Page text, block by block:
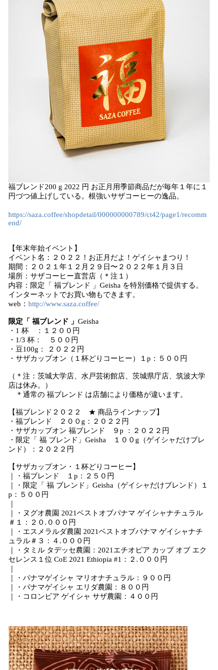
福ブレンド200 g 2022 円 お正月用季節商品だが毎年１年に１
円づつ値上げしている。根強いサザコーヒーの逸品。
https://saza.coffee/shopdetail/000000000789/ct42/page1/recomm
end/
【年末年始イベント】
イベント名：２０２２！お正月だよ！ゲイシャまつり！
期間：２０２１年１２月２９日〜２０２２年１月３日
場所：サザコーヒー直営店（＊注１）
内容：限定「 福ブレンド 」Geisha を特別価格で提供する。
インターネットでお買い物もできます。
web： http://www.saza.coffee/
限定「 福ブレンド 」 Geisha
・1 杯 ：１２００円
・1/3 杯： ５００円
・豆100g： ２０２２円
・サザカップオン（１杯どりコーヒー）１p：５００円
（＊注：茨城大学店、水戸芸術館店、茨城県庁店、筑波大学
店は休み。）
＊通常の 福ブレンド は店舗により価格が違います。
【福ブレンド２０２２ ★ 商品ラインナップ】
・福ブレンド ２００g：２０２２円
・サザカップオン 福ブレンド ９p ：２０２２円
・限定「 福 ブレンド」Geisha １００g（ゲイシャだけブレ
ンド）：２０２２円
【サザカップオン・１杯どりコーヒー】
｜・福ブレンド １p：２５０円
｜・限定「 福 ブレンド」Geisha（ゲイシャだけブレンド）１
p：５００円
｜・ヌグオ農園 2021ベストオブパナマ ゲイシャナチュラル
＃１：２０.０００円
｜・エスメラルダ農園 2021ベストオブパナマ ゲイシャナチ
ュラル＃３：４.０００円
｜・タミル タデッセ農園：2021エチオピア カップ オブ エク
セレンス１位 CoE 2021 Ethiopia #1：２.０００円
｜・パナマゲイシャ マリオナチュラル：９００円
｜・パナマゲイシャ エリダ農園：８００円
｜・コロンビア ゲイシャ サザ農園：４００円